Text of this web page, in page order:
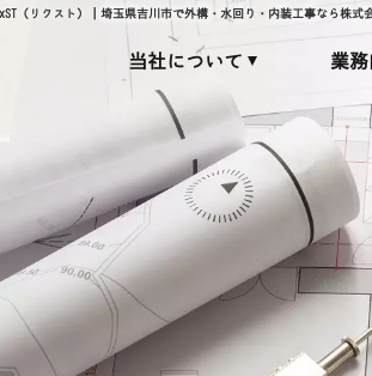
（リクスト）｜埼玉県吉川市で外構・水回り・内装工事なら株式会
当社について 業